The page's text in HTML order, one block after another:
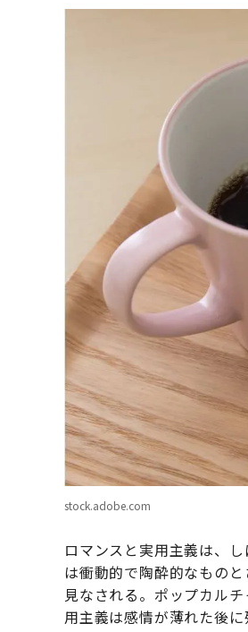
stock.adobe.com
ロマンスと実用主義は、
は衝動的で陶酔的なもの
見なされる。ポップカル
用主義は感情が薄れた後に